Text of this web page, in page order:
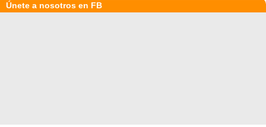
Únete a nosotros en FB